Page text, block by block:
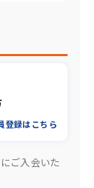
登録はこちら
ご入会いた